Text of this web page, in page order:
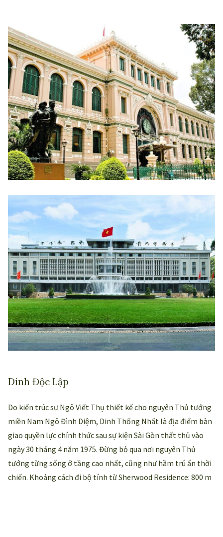
Dinh Độc Lập
Do kiến trúc sư Ngô Viết Thụ thiết kế cho nguyên Thủ tướng
miền Nam Ngô Đình Diệm, Dinh Thống Nhất là địa điểm bàn
giao quyền lực chính thức sau sự kiện Sài Gòn thất thủ vào
ngày 30 tháng 4 năm 1975. Đừng bỏ qua nơi nguyên Thủ
tướng từng sống ở tầng cao nhất, cũng như hầm trú ẩn thời
chiến. Khoảng cách đi bộ tính từ Sherwood Residence: 800 m